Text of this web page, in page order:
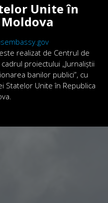
Unite în
realizat de Centrul de
cadrul proiectului „Jurnaliștii
banilor publici”, cu
Statelor Unite în Republica